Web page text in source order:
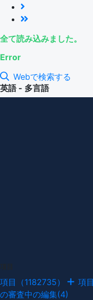
全て読み込みました。
Error
Webで検索する
英語 - 多言語
項目（1182735） 項
の審査中の編集(4)